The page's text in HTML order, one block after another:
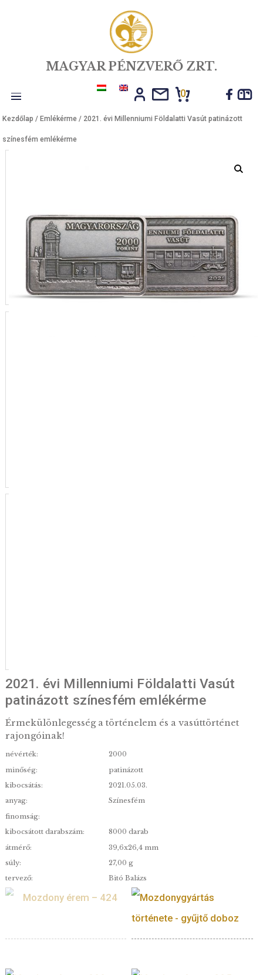
MAGYAR PÉNZVERŐ ZRT.
Toggle
navigation
Kezdőlap Emlékérme
2021. évi Millenniumi Földalatti
patinázott színesfém emlékérme
Érmekülönlegesség a történelem és a
rajongóinak!
névérték:
minőség:
patinázott
kibocsátás:
2021.05.03.